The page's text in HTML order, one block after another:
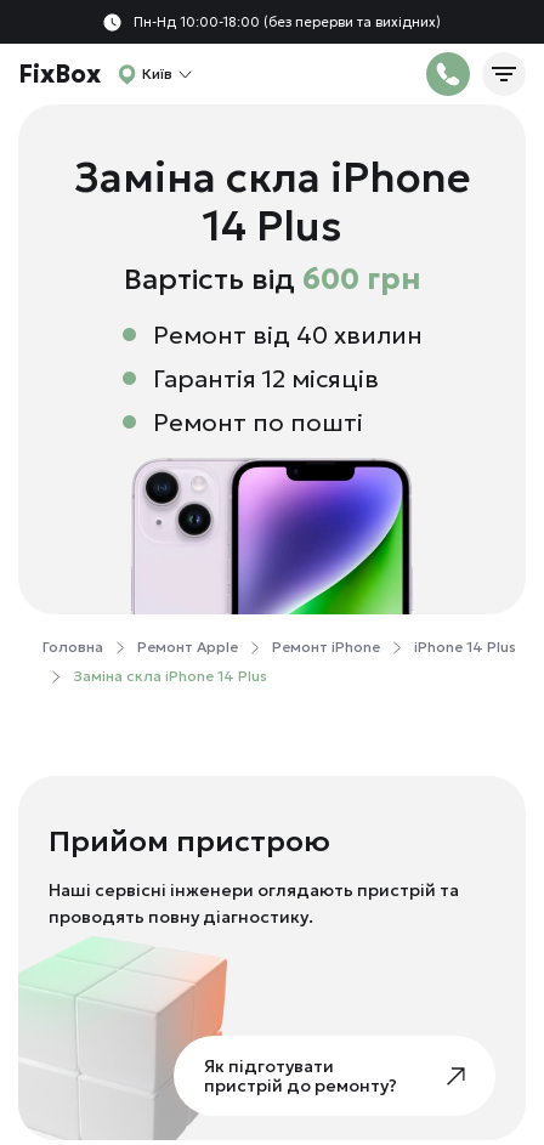
Пн-Нд 10:00-18:00 (без перерви та вихідних)
FixBox Київ
Заміна скла iPhone
14 Plus
Вартість від 600 грн
Ремонт від 40 хвилин
Гарантія 12 місяців
Ремонт по пошті
Головна Ремонт Apple Ремонт iPhone
iPhone 14 Plus
Заміна скла iPhone 14 Plus
Прийом пристрою
Наші сервісні інженери оглядають пристрій та
проводять повну діагностику.
Як підготувати
пристрій до ремонту?